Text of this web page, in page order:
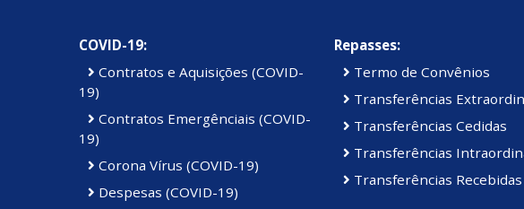
COVID-19:
Contratos e Aquisições (COVID-
19)
Contratos Emergênciais (COVID-
19)
Corona Vírus (COVID-19)
Despesas (COVID-19)
Repasses:
Termo de Convênios
Transferências
Transferências Cedidas
Transferências
Transferências Recebidas